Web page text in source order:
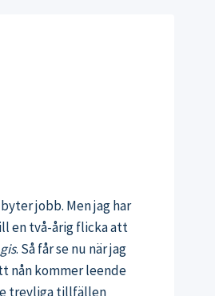
jobb. Men jag har
en två-årig flicka att
. Så får se nu när jag
nån kommer leende
trevliga tillfällen